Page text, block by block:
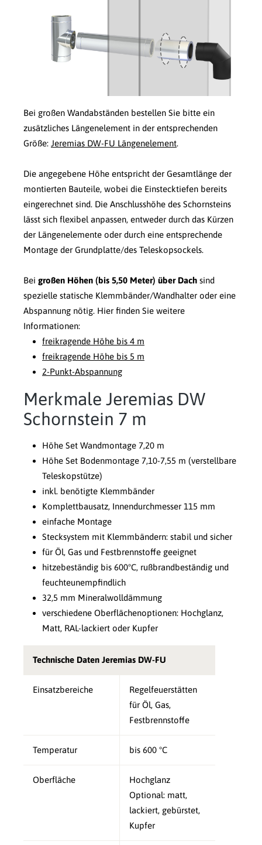
Bei großen Wandabständen bestellen Sie bitte ein
zusätzliches Längenelement in der entsprechenden
Größe: Jeremias DW-FU Längenelement.
Die angegebene Höhe entspricht der Gesamtlänge der
montierten Bauteile, wobei die Einstecktiefen bereits
eingerechnet sind. Die Anschlusshöhe des Schornsteins
lässt sich flexibel anpassen, entweder durch das Kürzen
der Längenelemente oder durch eine entsprechende
Montage der Grundplatte/des Teleskopsockels.
Bei großen Höhen (bis 5,50 Meter) über Dach sind
spezielle statische Klemmbänder/Wandhalter oder eine
Abspannung nötig. Hier finden Sie weitere
Informationen:
freikragende Höhe bis 4 m
freikragende Höhe bis 5 m
2-Punkt-Abspannung
Merkmale Jeremias DW
Schornstein 7 m
Höhe Set Wandmontage 7,20 m
Höhe Set Bodenmontage 7,10-7,55 m (verstellbare
Teleskopstütze)
inkl. benötigte Klemmbänder
Komplettbausatz, Innendurchmesser 115 mm
einfache Montage
Stecksystem mit Klemmbändern: stabil und sicher
für Öl, Gas und Festbrennstoffe geeignet
hitzebeständig bis 600°C, rußbrandbeständig und
feuchteunempfindlich
32,5 mm Mineralwolldämmung
verschiedene Oberflächenoptionen: Hochglanz,
Matt, RAL-lackiert oder Kupfer
Technische Daten Jeremias DW-FU
Einsatzbereiche
Regelfeuerstätten
für Öl, Gas,
Festbrennstoffe
Temperatur bis 600 °C
Oberfläche
Hochglanz
Optional: matt,
lackiert, gebürstet,
Kupfer